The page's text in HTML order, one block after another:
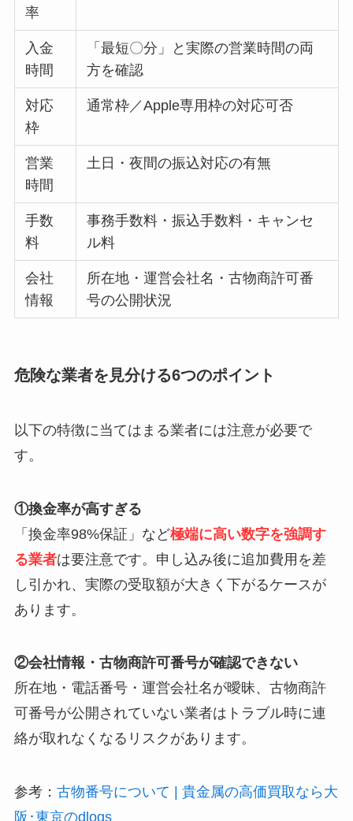
率
入金
時間
「最短〇分」と実際の営業時間の両
方を確認
対応
枠
通常枠／Apple専用枠の対応可否
営業
時間
土日・夜間の振込対応の有無
手数
料
事務手数料・振込手数料・キャンセ
ル料
会社
情報
所在地・運営会社名・古物商許可番
号の公開状況
危険な業者を見分ける6つのポイント
以下の特徴に当てはまる業者には注意が必要で
す。
①換金率が高すぎる
「換金率98%保証」など極端に高い数字を強調す
る業者は要注意です。申し込み後に追加費用を差
し引かれ、実際の受取額が大きく下がるケースが
あります。
②会社情報・古物商許可番号が確認できない
所在地・電話番号・運営会社名が曖昧、古物商許
可番号が公開されていない業者はトラブル時に連
絡が取れなくなるリスクがあります。
参考： 古物番号について | 貴金属の高価買取なら大
阪･東京のdlogs